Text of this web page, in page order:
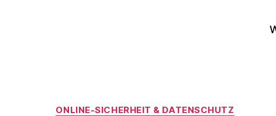
Kategorien
ONLINE‑SICHERHEIT & DATENSCHUTZ